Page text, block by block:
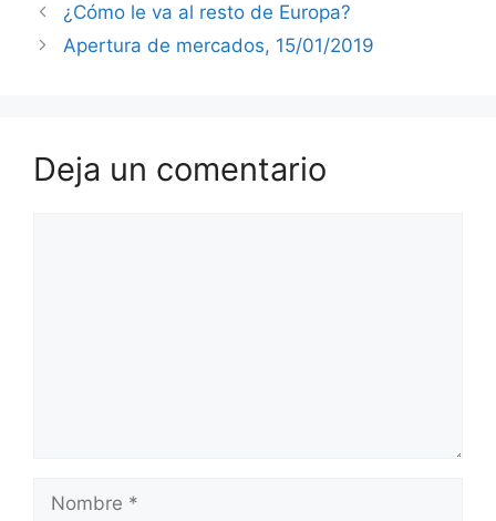
¿Cómo le va al resto de Europa?
Apertura de mercados, 15/01/2019
Deja un comentario
Nombre